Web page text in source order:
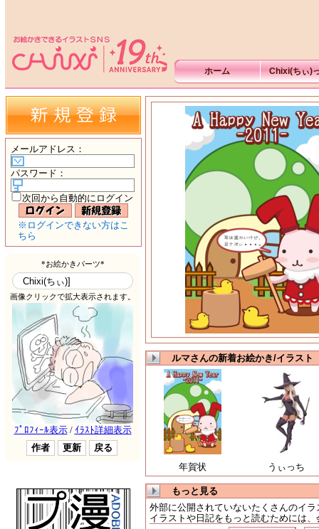
ホーム Chixi(ちぃ)
メールアドレス ：
パスワード ：
次回から自動的にログイン
※ログインできない方はこ
ちら
ルマさんの新着お絵かき/イラスト
年賀状 うぃっち
もっと見る
外部に公開されていないたくさんのイ
イラストや日記をもっと読むためには